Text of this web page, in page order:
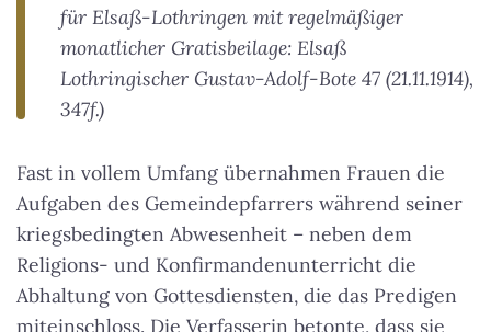
für Elsaß-Lothringen mit regelmäßiger
monatlicher Gratisbeilage: Elsaß
Lothringischer Gustav-Adolf-Bote 47 (21.11.1914),
347f.)
Fast in vollem Umfang übernahmen Frauen die
Aufgaben des Gemeindepfarrers während seiner
kriegsbedingten Abwesenheit – neben dem
Religions- und Konfirmandenunterricht die
Abhaltung von Gottesdiensten, die das Predigen
miteinschloss. Die Verfasserin betonte, dass sie